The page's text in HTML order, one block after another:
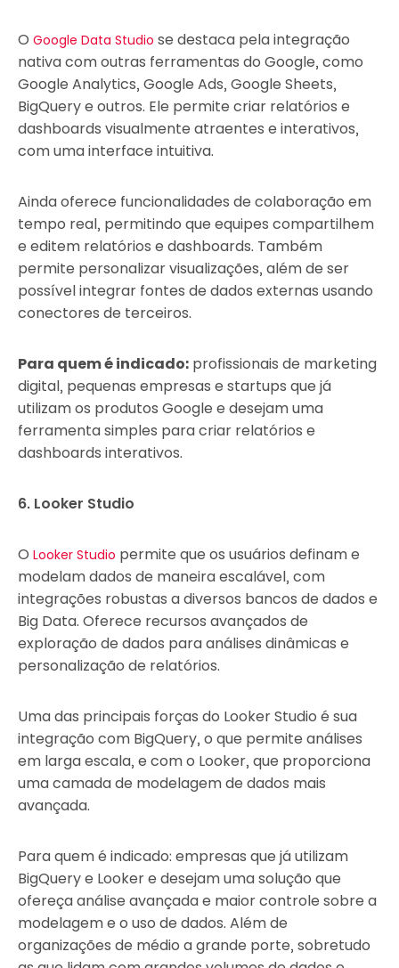
O Google Data Studio se destaca pela integração
nativa com outras ferramentas do Google, como
Google Analytics, Google Ads, Google Sheets,
BigQuery e outros. Ele permite criar relatórios e
dashboards visualmente atraentes e interativos,
com uma interface intuitiva.
Ainda oferece funcionalidades de colaboração em
tempo real, permitindo que equipes compartilhem
e editem relatórios e dashboards. Também
permite personalizar visualizações, além de ser
possível integrar fontes de dados externas usando
conectores de terceiros.
Para quem é indicado: profissionais de marketing
digital, pequenas empresas e startups que já
utilizam os produtos Google e desejam uma
ferramenta simples para criar relatórios e
dashboards interativos.
6. Looker Studio
O Looker Studio permite que os usuários definam e
modelam dados de maneira escalável, com
integrações robustas a diversos bancos de dados e
Big Data. Oferece recursos avançados de
exploração de dados para análises dinâmicas e
personalização de relatórios.
Uma das principais forças do Looker Studio é sua
integração com BigQuery, o que permite análises
em larga escala, e com o Looker, que proporciona
uma camada de modelagem de dados mais
avançada.
Para quem é indicado: empresas que já utilizam
BigQuery e Looker e desejam uma solução que
ofereça análise avançada e maior controle sobre a
modelagem e o uso de dados. Além de
organizações de médio a grande porte, sobretudo